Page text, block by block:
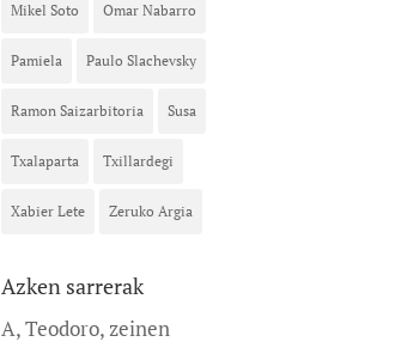
Mikel Soto Omar Nabarro
Pamiela Paulo Slachevsky
Ramon Saizarbitoria Susa
Txalaparta Txillardegi
Xabier Lete Zeruko Argia
Azken sarrerak
A, Teodoro, zeinen